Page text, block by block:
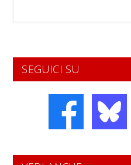
SEGUICI SU